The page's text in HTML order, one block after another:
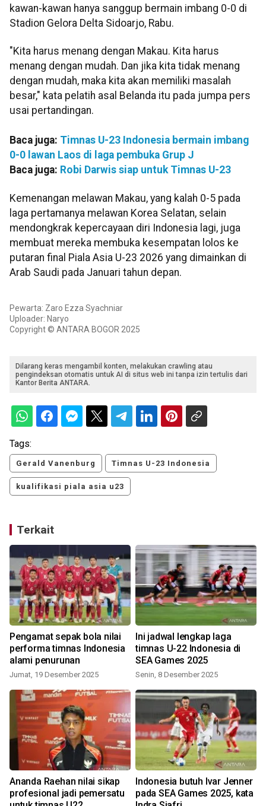
kawan-kawan hanya sanggup bermain imbang 0-0 di
Stadion Gelora Delta Sidoarjo, Rabu.
"Kita harus menang dengan Makau. Kita harus
menang dengan mudah. Dan jika kita tidak menang
dengan mudah, maka kita akan memiliki masalah
besar," kata pelatih asal Belanda itu pada jumpa pers
usai pertandingan.
Baca juga: Timnas U-23 Indonesia bermain imbang
0-0 lawan Laos di laga pembuka Grup J
Baca juga: Robi Darwis siap untuk Timnas U-23
Kemenangan melawan Makau, yang kalah 0-5 pada
laga pertamanya melawan Korea Selatan, selain
mendongkrak kepercayaan diri Indonesia lagi, juga
membuat mereka membuka kesempatan lolos ke
putaran final Piala Asia U-23 2026 yang dimainkan di
Arab Saudi pada Januari tahun depan.
Pewarta: Zaro Ezza Syachniar
Uploader: Naryo
Copyright © ANTARA BOGOR 2025
Dilarang keras mengambil konten, melakukan crawling atau
pengindeksan otomatis untuk AI di situs web ini tanpa izin tertulis dari
Kantor Berita ANTARA.
Tags:
Gerald Vanenburg Timnas U-23 Indonesia
kualifikasi piala asia u23
Terkait
Pengamat sepak bola nilai
performa timnas Indonesia
alami penurunan
Jumat, 19 Desember 2025
Ini jadwal lengkap laga
timnas U-22 Indonesia di
SEA Games 2025
Senin, 8 Desember 2025
Ananda Raehan nilai sikap
profesional jadi pemersatu
Indonesia butuh Ivar Jenner
pada SEA Games 2025, kata